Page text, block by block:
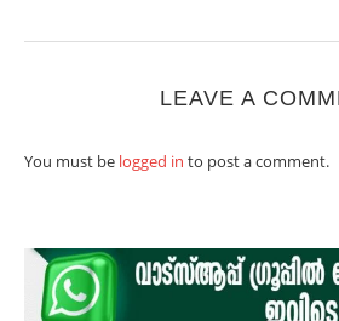
LEAVE A
You must be logged in to post a comment.